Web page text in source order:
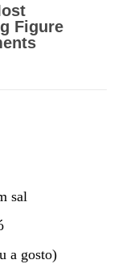
sal
a gosto)